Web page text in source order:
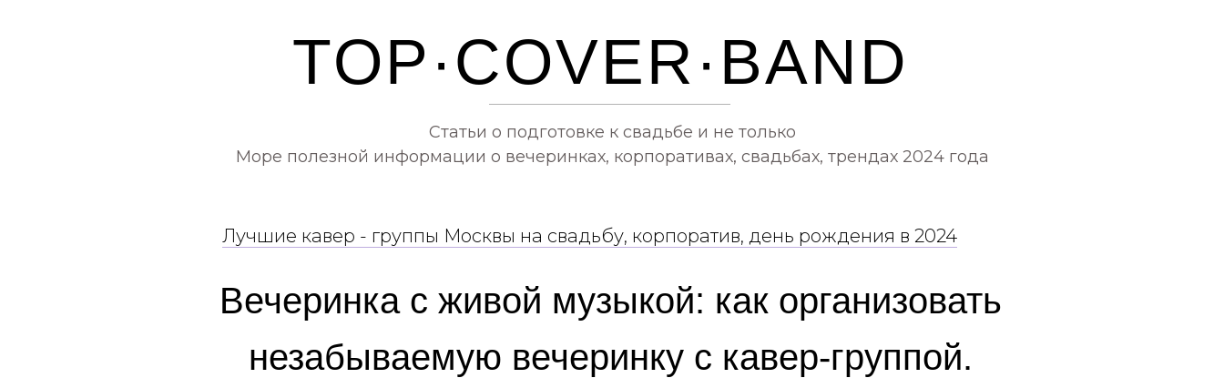
TOP·COVER·BAND
Статьи о подготовке к свадьбе и не только
Море полезной информации о вечеринках, корпоративах, свадьбах, трендах 2024 года
Вечеринка с живой музыкой: как организовать
незабываемую вечеринку с кавер-группой.
Лучшие кавер - группы Москвы на свадьбу, корпоратив, день рождения в 2024